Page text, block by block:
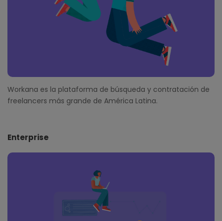
Workana es la plataforma de búsqueda y contratación de
freelancers más grande de América Latina.
Enterprise